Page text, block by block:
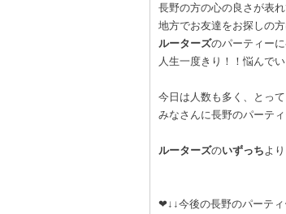
長野の方の心の良さが表れ
地方でお友達をお探しの
ルーターズのパーティー
人生一度きり！！悩んで
今日は人数も多く、とっ
みなさんに長野のパーテ
ルーターズのいずっち より
❤↓↓今後の長野のパーテ